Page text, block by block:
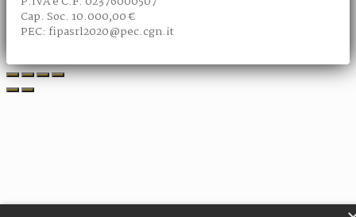
Cap. Soc. 10.000,00 €
PEC: fipasrl2020@pec.cgn.it